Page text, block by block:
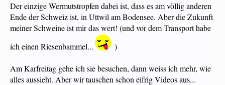
Der einzige Wermutstropfen dabei ist, dass es am völlig anderen
Ende der Schweiz ist, in Uttwil am Bodensee. Aber die Zukunft
meiner Schweine ist mir das wert! (und vor dem Transport habe
ich einen Riesenbammel...
)
Am Karfreitag gehe ich sie besuchen, dann weiss ich mehr, wie
alles aussieht. Aber wir tauschen schon eifrig Videos aus...